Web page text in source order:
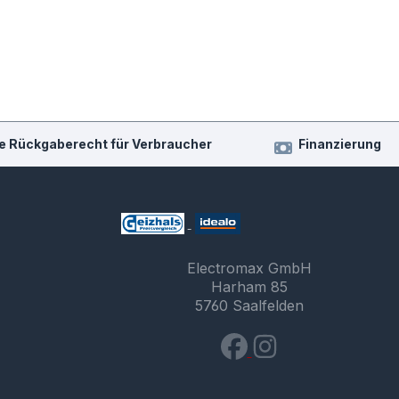
Rückgaberecht für Verbraucher Finanzierung
Electromax GmbH
Harham 85
5760 Saalfelden